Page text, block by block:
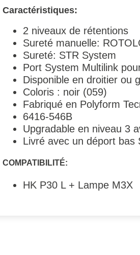
Caractéristiques:
2 niveaux de rétentions
Sureté manuelle:
Sureté: STR System
Port System Multilink
Disponible en droitier ou
Coloris : noir (059)
Fabriqué en Polyform
6416-546B
Upgradable en niveau 3
Livré avec un déport bas
COMPATIBILITÉ:
HK P30 L + Lampe M3X